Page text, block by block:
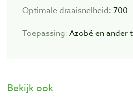
Optimale draaisnelheid: 700
Toepassing: Azobé en ander
Bekijk ook